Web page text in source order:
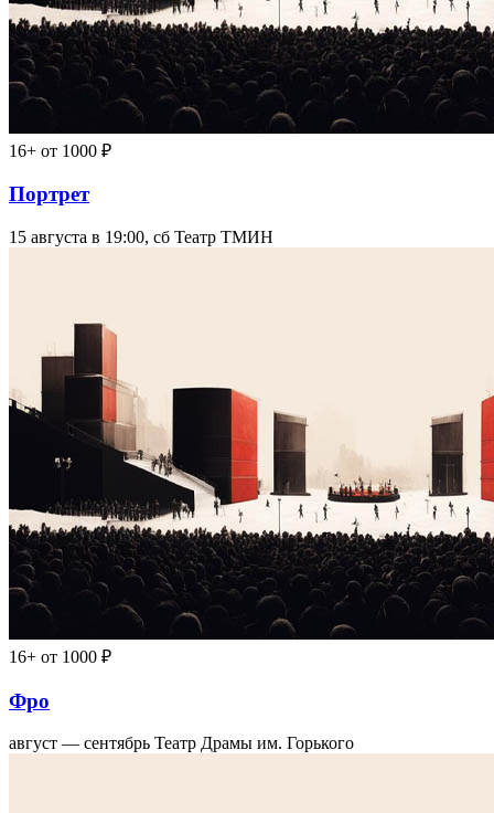
16+ от 1000 ₽
Портрет
15 августа в 19:00, сб Театр ТМИН
16+ от 1000 ₽
Фро
август — сентябрь Театр Драмы им. Горького